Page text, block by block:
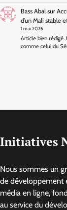
Bass Abal sur
d’un Mali stable
1 mai 2026
Article bien rédigé.
comme celui du
Initiatives
Nous sommes un
de développement
média en ligne,
au service du